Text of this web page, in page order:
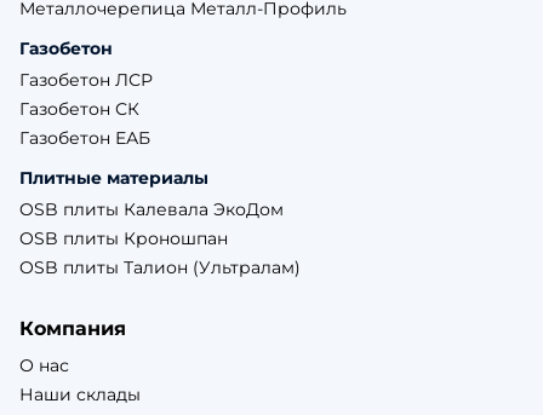
Металлочерепица Металл-Профиль
Газобетон
Газобетон ЛСР
Газобетон СК
Газобетон ЕАБ
Плитные материалы
OSB плиты Калевала ЭкоДом
OSB плиты Кроношпан
OSB плиты Талион (Ультралам)
Компания
О нас
Наши склады